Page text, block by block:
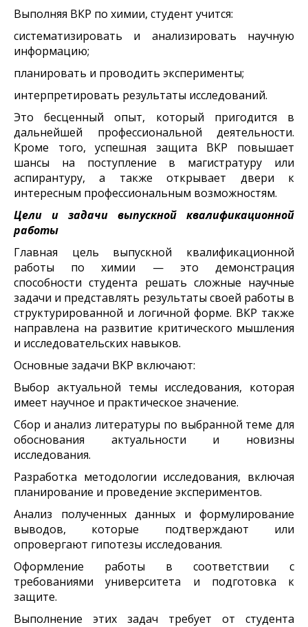
Выполняя ВКР по химии, студент учится:
систематизировать и анализировать научную
информацию;
планировать и проводить эксперименты;
интерпретировать результаты исследований.
Это бесценный опыт, который пригодится в
дальнейшей профессиональной деятельности.
Кроме того, успешная защита ВКР повышает
шансы на поступление в магистратуру или
аспирантуру, а также открывает двери к
интересным профессиональным возможностям.
Цели и задачи выпускной квалификационной
работы
Главная цель выпускной квалификационной
работы по химии — это демонстрация
способности студента решать сложные научные
задачи и представлять результаты своей работы в
структурированной и логичной форме. ВКР также
направлена на развитие критического мышления
и исследовательских навыков.
Основные задачи ВКР включают:
Выбор актуальной темы исследования, которая
имеет научное и практическое значение.
Сбор и анализ литературы по выбранной теме для
обоснования актуальности и новизны
исследования.
Разработка методологии исследования, включая
планирование и проведение экспериментов.
Анализ полученных данных и формулирование
выводов, которые подтверждают или
опровергают гипотезы исследования.
Оформление работы в соответствии с
требованиями университета и подготовка к
защите.
Выполнение этих задач требует от студента